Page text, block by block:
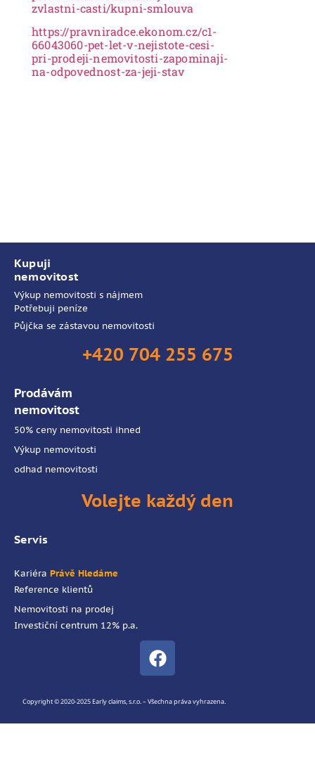
zvlastni-casti/kupni-smlouva
https://pravniradce.ekonom.cz/c1-
66043060-pet-let-v-nejistote-cesi-
pri-prodeji-nemovitosti-zapominaji-
na-odpovednost-za-jeji-stav
Kupuji
nemovitost
Výkup nemovitosti s nájmem
Potřebuji peníze
Půjčka se zástavou nemovitosti
+420 704 255 675
Prodávám
nemovitost
50% ceny nemovitosti ihned
Výkup nemovitosti
odhad nemovitosti
Volejte každý den
Servis
Kariéra Právě Hledáme
Reference klientů
Nemovitosti na prodej
Investiční centrum 12% p.a.
Copyright © 2020-2025 Early claims, s.r.o. – Všechna práva vyhrazena.